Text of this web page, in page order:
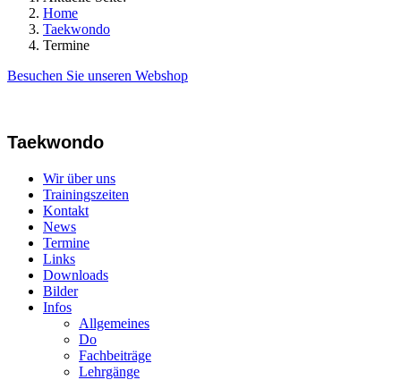
Home
Taekwondo
Termine
Besuchen Sie unseren Webshop
Taekwondo
Wir über uns
Trainingszeiten
Kontakt
News
Termine
Links
Downloads
Bilder
Infos
Allgemeines
Do
Fachbeiträge
Lehrgänge